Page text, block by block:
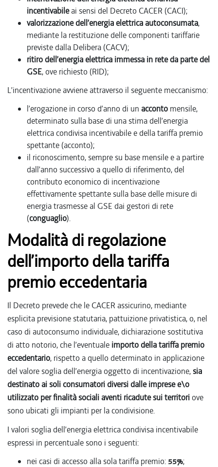
incentivabileai sensi del Decreto CACER (CACI);
valorizzazione dell’energia elettrica autoconsumata,
mediante la restituzione delle componenti tariffarie
previste dalla Delibera (CACV);
ritiro dell’energia elettrica immessa in rete da parte del
GSE, ove richiesto (RID);
L’incentivazione avviene attraverso il seguente meccanismo:
l’erogazione in corso d’anno di un acconto mensile,
determinato sulla base di una stima dell’energia
elettrica condivisa incentivabile e della tariffa premio
spettante (acconto);
il riconoscimento, sempre su base mensile e a partire
dall’anno successivo a quello di riferimento, del
contributo economico di incentivazione
effettivamente spettante sulla base delle misure di
energia trasmesse al GSE dai gestori di rete
(conguaglio).
Modalità di regolazione
dell’importo della tariffa
premio eccedentaria
Il Decreto prevede che le CACER assicurino, mediante
esplicita previsione statutaria, pattuizione privatistica, o, nel
caso di autoconsumo individuale, dichiarazione sostitutiva
di atto notorio, che l’eventuale importo della tariffa premio
eccedentario, rispetto a quello determinato in applicazione
del valore soglia dell’energia oggetto di incentivazione, sia
destinato ai soli consumatori diversi dalle imprese e\o
utilizzato per finalità sociali aventi ricadute sui territoriove
sono ubicati gli impianti per la condivisione.
I valori soglia dell’energia elettrica condivisa incentivabile
espressi in percentuale sono i seguenti:
nei casi di accesso alla sola tariffa premio: 55%;